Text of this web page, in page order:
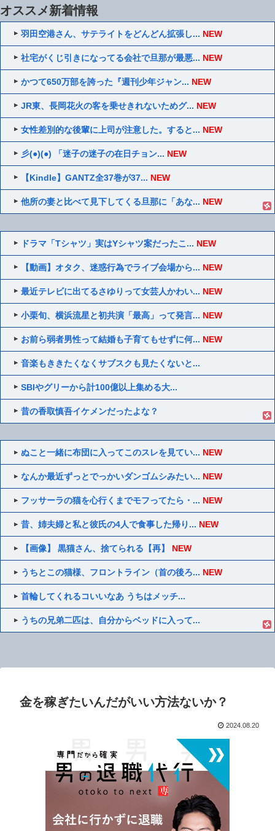
オススメ新着情報
羽田空港さん、サテライトをどんどん拡張し... NEW
社宅がくじ引きになってる会社で旦那が最悪... NEW
かつて650万部を誇った『週刊少年ジャン... NEW
JR東、長岡花火の客を乗せきれないためグ... NEW
女性差別的な後輩に上司が注意した。すると... NEW
彡(●)(●) 「迷子の迷子の在日チョン... NEW
【Kindle】GANTZ全37巻が37... NEW
他所の妻と比べて見下してくる旦那に「あな... NEW
ドラマ「Tシャツ」実はYシャツ案だったこ... NEW
【動画】オタク、迷惑行為でライブ会場から... NEW
最近テレビに出てるさゆりって女芸人かわい... NEW
小栗旬、横浜流星と初共演「最高」って発言... NEW
お前ら弱者男性って結婚も子育てもせずに何... NEW
音楽もききたくなくサブスクも見たくないと...
SBIやグリーから計100億以上集める大...
昔の香取慎吾イケメンだったよな？
ぬこと一緒に布団に入ってこのスレを見てい... NEW
なんか最近ずっとでっかいダンゴムシみたい... NEW
フッサーラの猫を心行くまでモフってたら・... NEW
昔、姉夫婦と私と彼氏の4人で食事した帰り... NEW
【画像】 黒猫さん、捨てられる【再】 NEW
うちとこの猫様、フロントライン（首の後ろ... NEW
首輪してくれるコいいなあ うちはメッチ...
うちの兄弟二匹は、自分からベッドに入って...
金を稼ぎたいんだがいい方法ないか？
2024.08.20